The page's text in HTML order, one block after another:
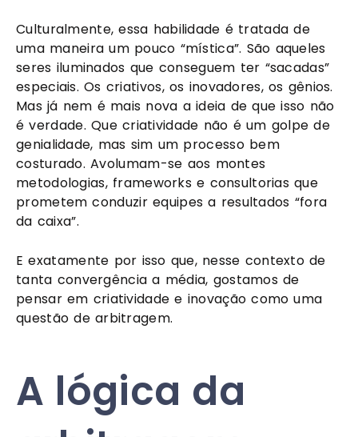
Culturalmente, essa habilidade é tratada de
uma maneira um pouco “mística”. São aqueles
seres iluminados que conseguem ter “sacadas”
especiais. Os criativos, os inovadores, os gênios.
Mas já nem é mais nova a ideia de que isso não
é verdade. Que criatividade não é um golpe de
genialidade, mas sim um processo bem
costurado. Avolumam-se aos montes
metodologias, frameworks e consultorias que
prometem conduzir equipes a resultados “fora
da caixa”.
E exatamente por isso que, nesse contexto de
tanta convergência a média, gostamos de
pensar em criatividade e inovação como uma
questão de arbitragem.
A lógica da